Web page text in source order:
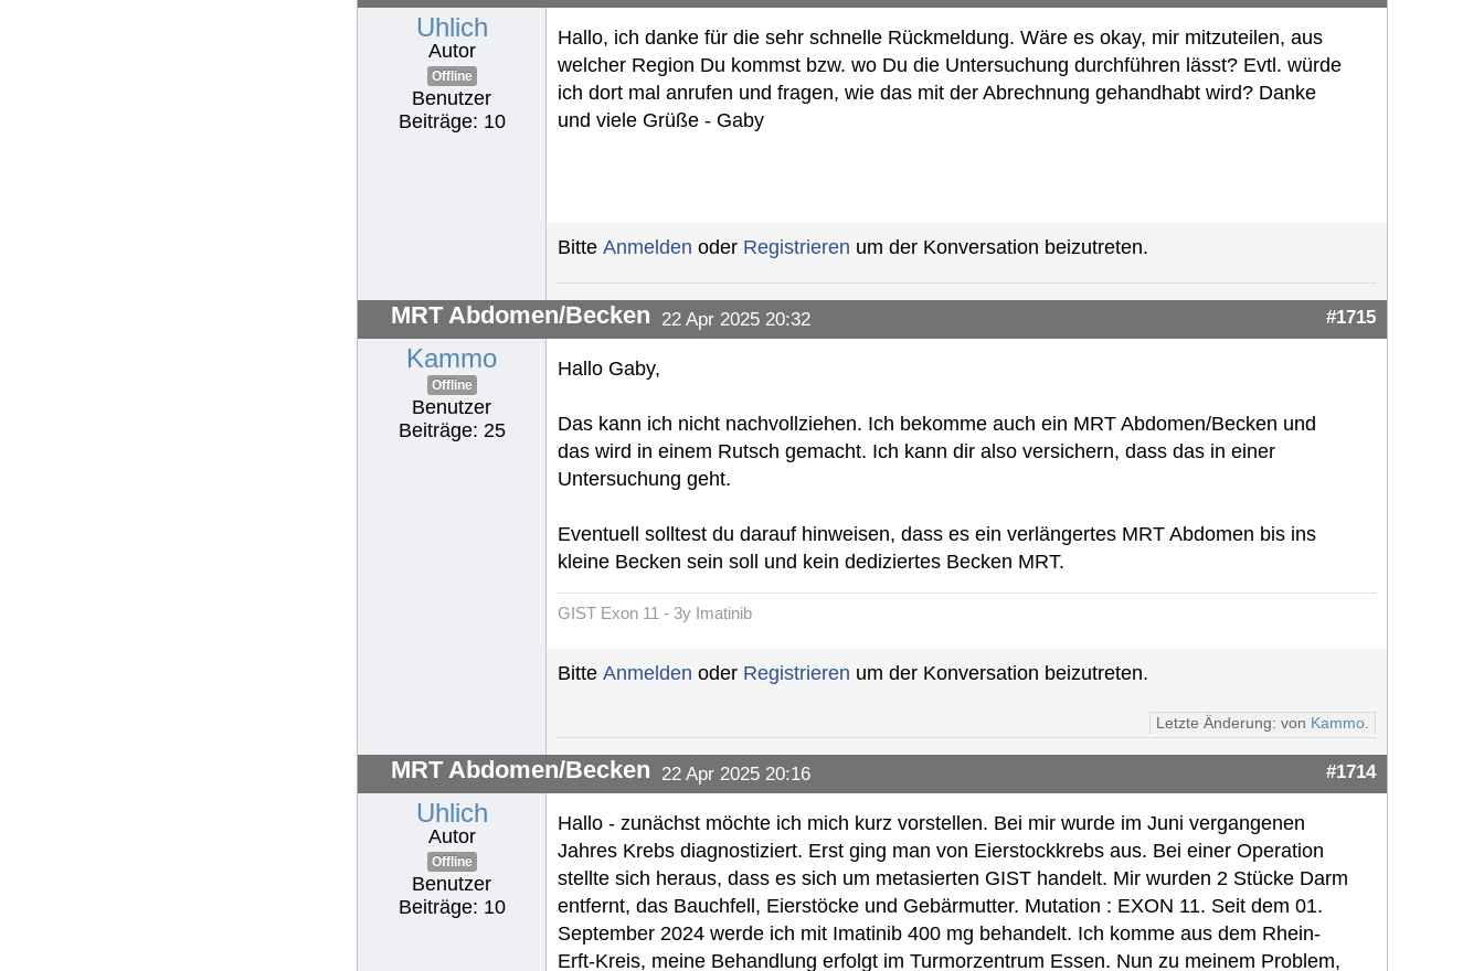
Uhlich
Autor
Offline
Benutzer
Beiträge: 10
Hallo, ich danke für die sehr schnelle Rückmeldung. Wäre es okay, mir mitzuteilen, aus
welcher Region Du kommst bzw. wo Du die Untersuchung durchführen lässt? Evtl. würde
ich dort mal anrufen und fragen, wie das mit der Abrechnung gehandhabt wird? Danke
und viele Grüße - Gaby
Bitte Anmelden oder Registrieren um der Konversation beizutreten.
MRT Abdomen/Becken 22 Apr 2025 20:32 #1715
Kammo
Offline
Benutzer
Beiträge: 25
Hallo Gaby,
Das kann ich nicht nachvollziehen. Ich bekomme auch ein MRT Abdomen/Becken und
das wird in einem Rutsch gemacht. Ich kann dir also versichern, dass das in einer
Untersuchung geht.
Eventuell solltest du darauf hinweisen, dass es ein verlängertes MRT Abdomen bis ins
kleine Becken sein soll und kein dediziertes Becken MRT.
GIST Exon 11 - 3y Imatinib
Bitte Anmelden oder Registrieren um der Konversation beizutreten.
Letzte Änderung: von Kammo.
MRT Abdomen/Becken 22 Apr 2025 20:16 #1714
Uhlich
Autor
Offline
Benutzer
Beiträge: 10
Hallo - zunächst möchte ich mich kurz vorstellen. Bei mir wurde im Juni vergangenen
Jahres Krebs diagnostiziert. Erst ging man von Eierstockkrebs aus. Bei einer Operation
stellte sich heraus, dass es sich um metasierten GIST handelt. Mir wurden 2 Stücke Darm
entfernt, das Bauchfell, Eierstöcke und Gebärmutter. Mutation : EXON 11. Seit dem 01.
September 2024 werde ich mit Imatinib 400 mg behandelt. Ich komme aus dem Rhein-
Erft-Kreis, meine Behandlung erfolgt im Turmorzentrum Essen. Nun zu meinem Problem,